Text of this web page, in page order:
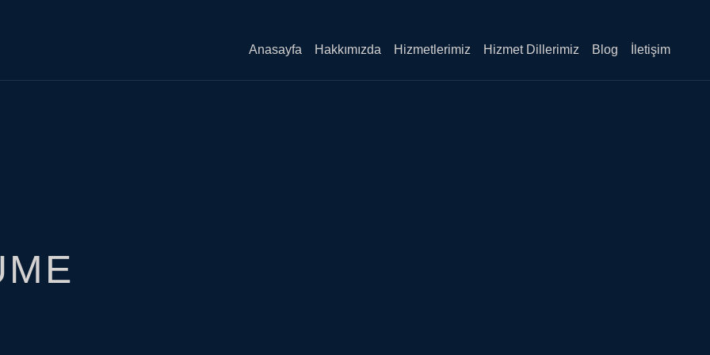
Anasayfa Hakkımızda Hizmetlerimiz Hizmet Dillerimiz Blog İletişim